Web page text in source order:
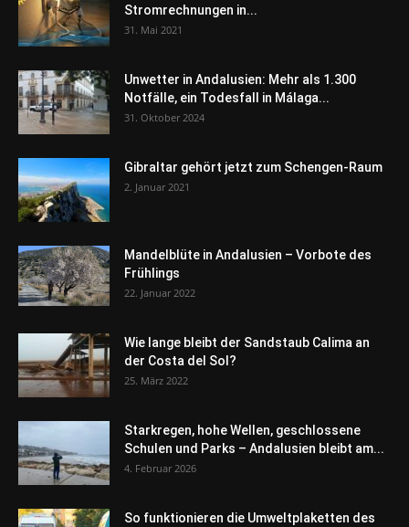
Stromrechnungen in...
31. Mai 2021
Unwetter in Andalusien: Mehr als 1.300
Notfälle, ein Todesfall in Málaga...
31. Oktober 2024
Gibraltar gehört jetzt zum Schengen-Raum
2. Januar 2021
Mandelblüte in Andalusien – Vorbote des
Frühlings
22. Januar 2022
Wie lange bleibt der Sandstaub Calima an
der Costa del Sol?
25. März 2022
Starkregen, hohe Wellen, geschlossene
Schulen und Parks – Andalusien bleibt am...
4. Februar 2026
So funktionieren die Umweltplaketten des